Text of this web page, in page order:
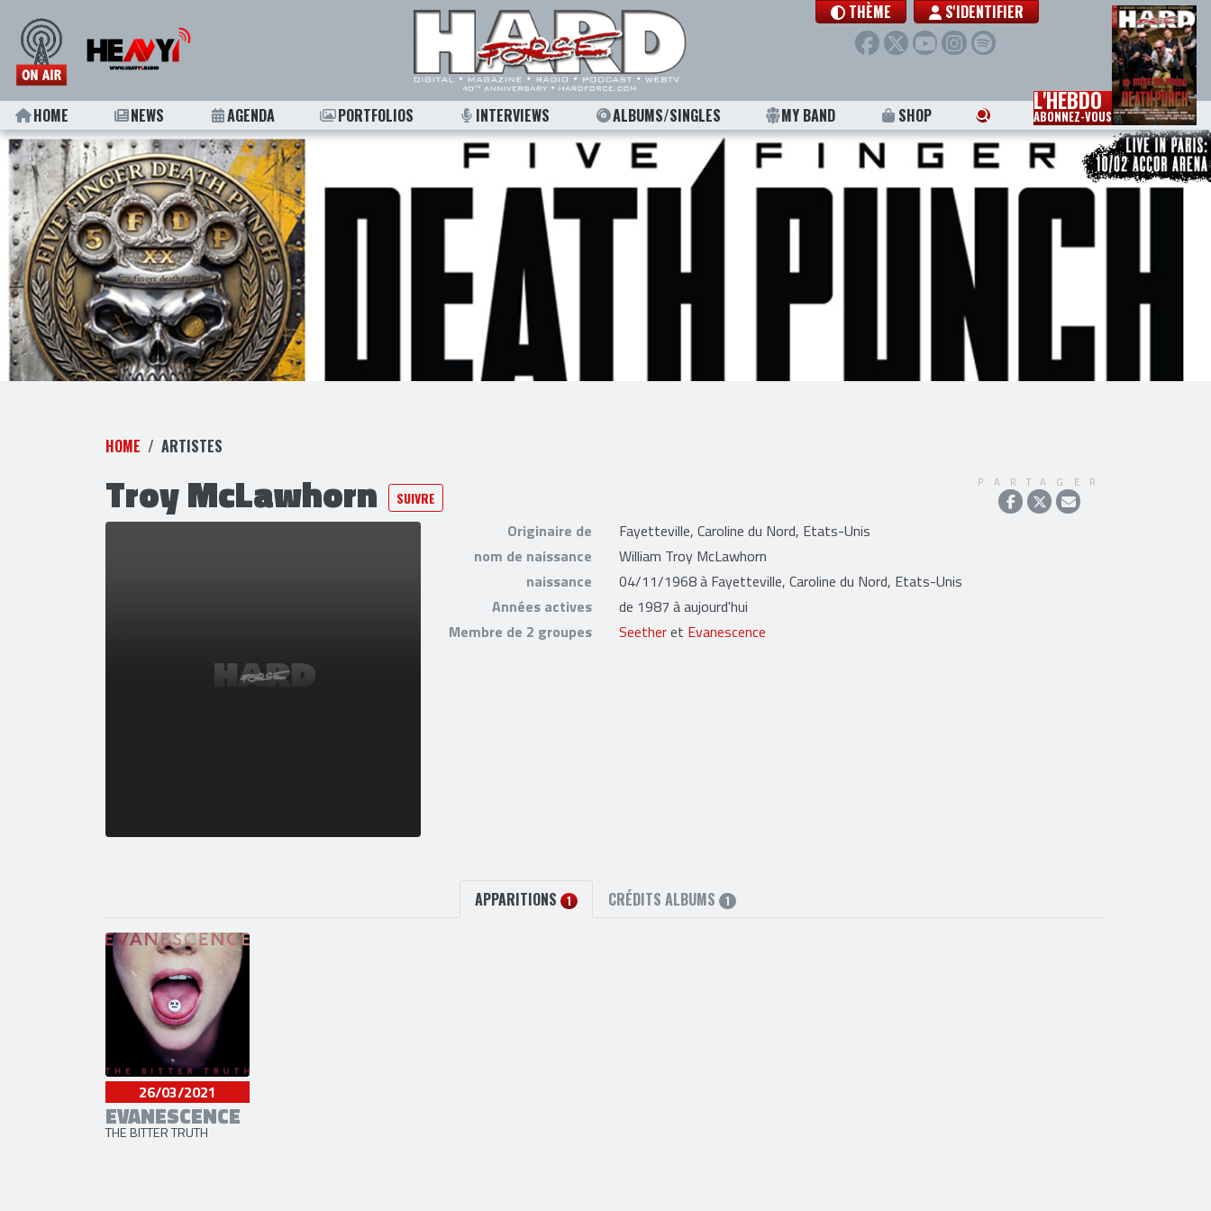
THÈME S'IDENTIFIER
HOME NEWS AGENDA PORTFOLIOS INTERVIEWS ALBUMS/SINGLES MY BAND SHOP L'HEBDO
ABONNEZ-VOUS
HOME ARTISTES
Troy McLawhorn SUIVRE
PARTAGER
Originaire de
Fayetteville, Caroline du Nord, Etats-Unis
nom de naissance
William Troy McLawhorn
naissance
04/11/1968 à Fayetteville, Caroline du Nord, Etats-Unis
Années actives
de 1987 à aujourd'hui
Membre de 2 groupes
Seetheret Evanescence
APPARITIONS 1 CRÉDITS ALBUMS 1
26/03/2021
EVANESCENCE
THE BITTER TRUTH